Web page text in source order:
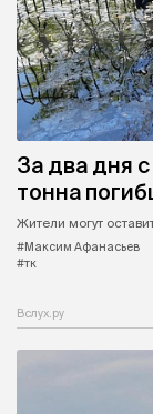
За два дня
тонна
Жители могут
#Максим Афанасьев
#тк
Вслух.ру